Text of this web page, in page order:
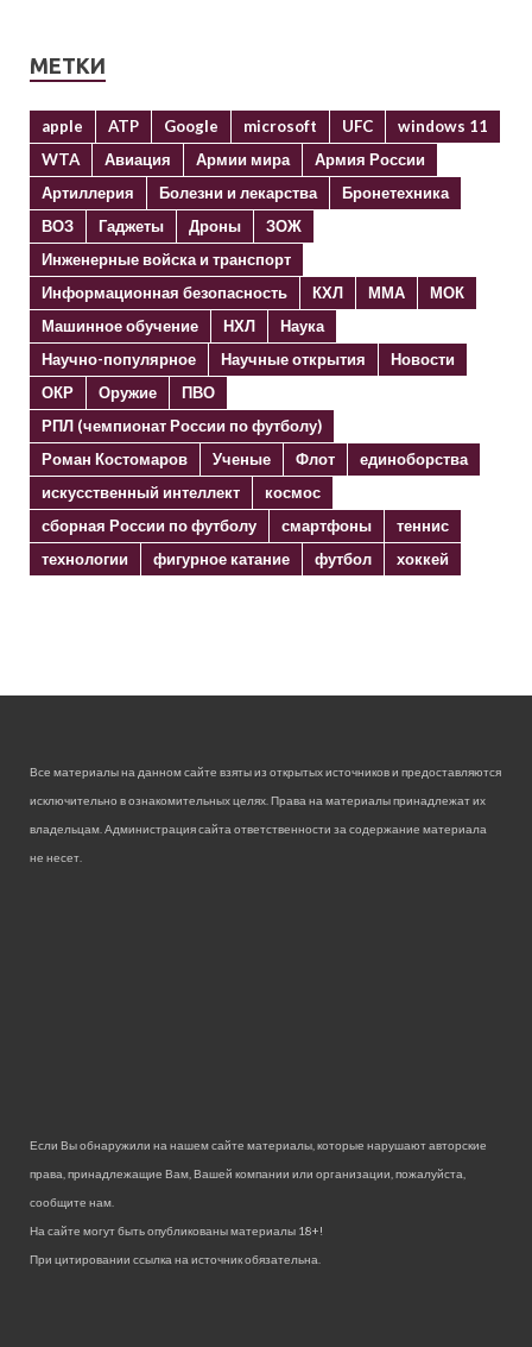
МЕТКИ
apple ATP Google microsoft UFC
windows 11
WTA
Авиация Армии мира
Армия России
Артиллерия
Болезни и лекарства
Бронетехника
ВОЗ
Гаджеты Дроны
ЗОЖ
Инженерные войска и транспорт
Информационная безопасность
КХЛ ММА
МОК
Машинное обучение
НХЛ
Наука
Научно-популярное
Научные открытия
Новости
ОКР
Оружие
ПВО
РПЛ (чемпионат России по футболу)
Роман Костомаров
Ученые Флот
единоборства
искусственный интеллект
космос
сборная России по футболу
смартфоны
теннис
технологии
фигурное катание футбол хоккей
Все материалы на данном сайте взяты из открытых источников и предоставляются
исключительно в ознакомительных целях. Права на материалы принадлежат их
владельцам. Администрация сайта ответственности за содержание материала
не несет.
Если Вы обнаружили на нашем сайте материалы, которые нарушают авторские
права, принадлежащие Вам, Вашей компании или организации, пожалуйста,
сообщите нам.
На сайте могут быть опубликованы материалы 18+!
При цитировании ссылка на источник обязательна.